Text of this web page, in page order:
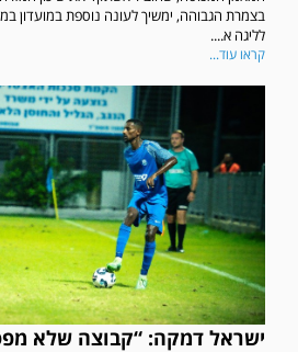
בצמרת הגבוהה, ימשיך לעונה נוספת במועדון
לליגה א....
קראו עוד...
ישראל דמקה: “קבוצה שלא